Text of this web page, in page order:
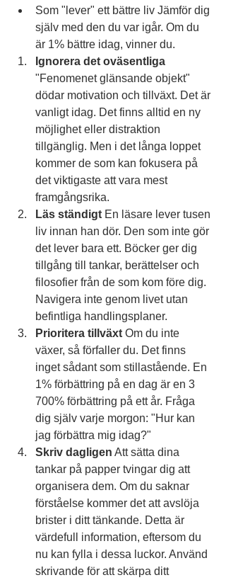
Som "lever" ett bättre liv Jämför dig
själv med den du var igår. Om du
är 1% bättre idag, vinner du.
Ignorera det oväsentliga
"Fenomenet glänsande objekt"
dödar motivation och tillväxt. Det är
vanligt idag. Det finns alltid en ny
möjlighet eller distraktion
tillgänglig. Men i det långa loppet
kommer de som kan fokusera på
det viktigaste att vara mest
framgångsrika.
Läs ständigt En läsare lever tusen
liv innan han dör. Den som inte gör
det lever bara ett. Böcker ger dig
tillgång till tankar, berättelser och
filosofier från de som kom före dig.
Navigera inte genom livet utan
befintliga handlingsplaner.
Prioritera tillväxt Om du inte
växer, så förfaller du. Det finns
inget sådant som stillastående. En
1% förbättring på en dag är en 3
700% förbättring på ett år. Fråga
dig själv varje morgon: "Hur kan
jag förbättra mig idag?"
Skriv dagligen Att sätta dina
tankar på papper tvingar dig att
organisera dem. Om du saknar
förståelse kommer det att avslöja
brister i ditt tänkande. Detta är
värdefull information, eftersom du
nu kan fylla i dessa luckor. Använd
skrivande för att skärpa ditt